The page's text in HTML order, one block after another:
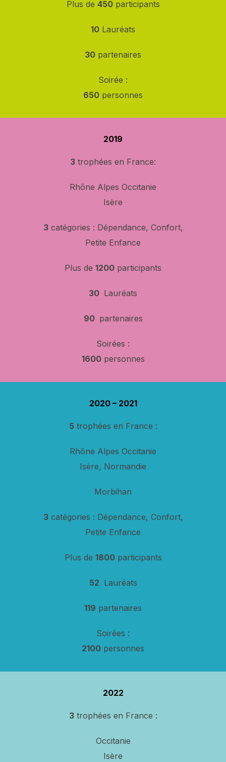
Plus de 450participants
10 Lauréats
30 partenaires
Soirée :
650 personnes
2019
3 trophées en France:
Rhône Alpes Occitanie
Isère
3catégories : Dépendance, Confort,
Petite Enfance
Plus de 1200 participants
30 Lauréats
90 partenaires
Soirées :
1600personnes
2020 – 2021
5trophées en France :
Rhône Alpes Occitanie
Isère, Normandie
Morbihan
3catégories : Dépendance, Confort,
Petite Enfance
Plus de 1800participants
52 Lauréats
119 partenaires
Soirées :
2100 personnes
2022
3trophées en France :
Occitanie
Isère